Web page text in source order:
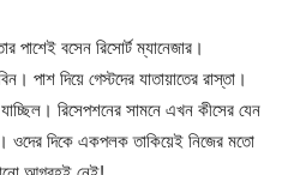
পাশেই বসেন রিসোর্ট ম্যানেজার।
পাশ দিয়ে গেস্টদের যাতায়াতের রাস্তা।
রিসেপশনের সামনে এখন কীসের যেন
দিকে একপলক তাকিয়েই নিজের মতো